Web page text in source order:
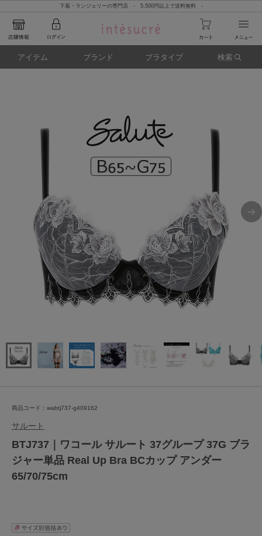
下着・ランジェリーの専門店 - 5,500円以上で送料無料 -
アイテム ブランド ブラタイプ 検索
商品コード：wabtj737-g409162
サルート
BTJ737｜ワコール サルート 37グループ 37G ブラ
ジャー単品 Real Up Bra BCカップ アンダー
65/70/75cm